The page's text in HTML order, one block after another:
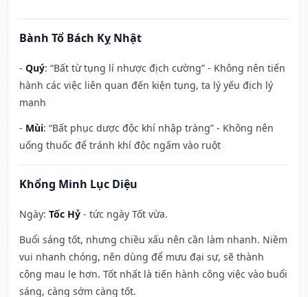
Bành Tổ Bách Kỵ Nhật
- Quý: “Bất từ tụng lí nhược địch cường” - Không nên tiến
hành các việc liên quan đến kiện tụng, ta lý yếu địch lý
mạnh
- Mùi: “Bất phục dược độc khí nhập tràng” - Không nên
uống thuốc để tránh khí độc ngấm vào ruột
Khổng Minh Lục Diệu
Ngày: Tốc Hỷ - tức ngày Tốt vừa.
Buổi sáng tốt, nhưng chiều xấu nên cần làm nhanh. Niềm
vui nhanh chóng, nên dùng để mưu đại sự, sẽ thành
công mau lẹ hơn. Tốt nhất là tiến hành công việc vào buổi
sáng, càng sớm càng tốt.